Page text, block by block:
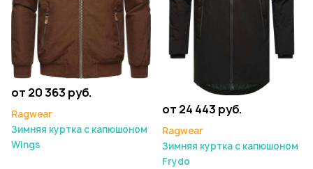
от 20 363 руб.
Ragwear
Зимняя куртка с капюшоном
Wings
от 24 443 руб.
Ragwear
Зимняя куртка с капюшоном
Frydo